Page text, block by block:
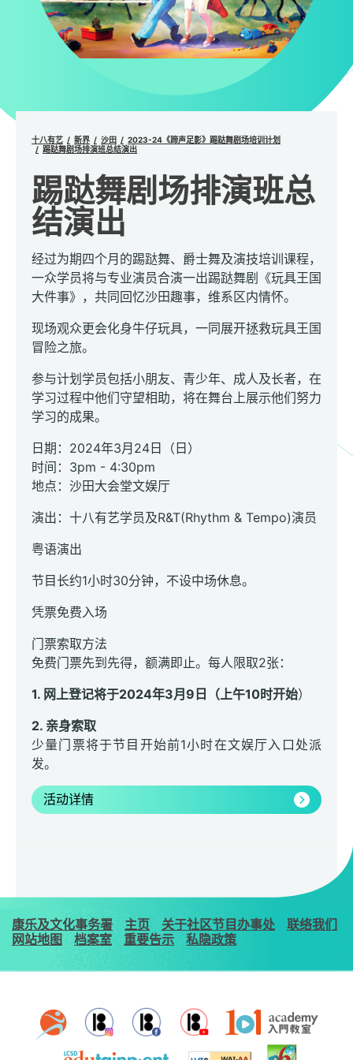
十八有艺 新界 沙田
2023-24《蹄声足影》踢跶舞剧场培训计划
踢跶舞剧场排演班总结演出
踢跶舞剧场排演班总
结演出
经过为期四个月的踢跶舞、爵士舞及演技培训课程，
一众学员将与专业演员合演一出踢跶舞剧《玩具王国
大件事》，共同回忆沙田趣事，维系区内情怀。
现场观众更会化身牛仔玩具，一同展开拯救玩具王国
冒险之旅。
参与计划学员包括小朋友、青少年、成人及长者，在
学习过程中他们守望相助，将在舞台上展示他们努力
学习的成果。
日期：2024年3月24日（日）
时间：3pm - 4:30pm
地点：沙田大会堂文娱厅
演出：十八有艺学员及R&T(Rhythm & Tempo)演员
粤语演出
节目长约1小时30分钟，不设中场休息。
凭票免费入场
门票索取方法
免费门票先到先得，额满即止。每人限取2张：
1. 网上登记将于2024年3月9日（上午10时开始）
2. 亲身索取
少量门票将于节目开始前1小时在文娱厅入口处派
发。
活动详情
康乐及文化事务署 主页 关于社区节目办事处
联络我们
网站地图
档案室 重要告示 私隐政策